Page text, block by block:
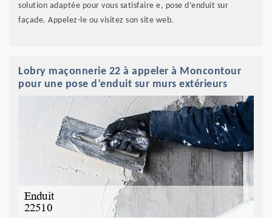
solution adaptée pour vous satisfaire e, pose d’enduit sur
façade. Appelez-le ou visitez son site web.
Lobry maçonnerie 22 à appeler à Moncontour
pour une pose d’enduit sur murs extérieurs